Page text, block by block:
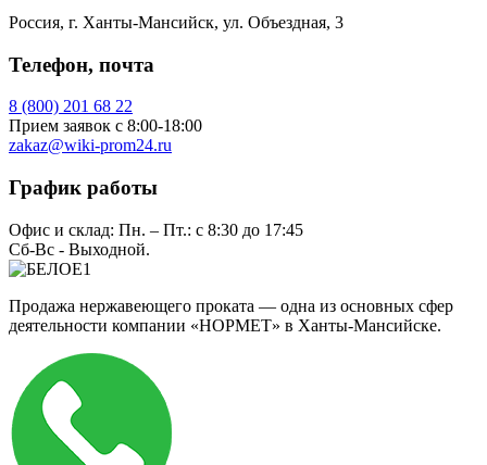
Россия, г. Ханты-Мансийск, ул. Объездная, 3
Телефон, почта
8 (800) 201 68 22
Прием заявок с 8:00-18:00
zakaz@wiki-prom24.ru
График работы
Офис и склад: Пн. – Пт.: с 8:30 до 17:45
Cб-Вс - Выходной.
Продажа нержавеющего проката — одна из основных сфер
деятельности компании «НОРМЕТ» в Ханты-Мансийске.